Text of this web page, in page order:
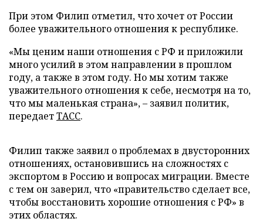
При этом Филип отметил, что хочет от России
более уважительного отношения к республике.
«Мы ценим наши отношения с РФ и приложили
много усилий в этом направлении в прошлом
году, а также в этом году. Но мы хотим также
уважительного отношения к себе, несмотря на то,
что мы маленькая страна», – заявил политик,
передаетТАСС.
Филип также заявил о проблемах в двусторонних
отношениях, остановившись на сложностях с
экспортом в Россию и вопросах миграции. Вместе
с тем он заверил, что «правительство сделает все,
чтобы восстановить хорошие отношения с РФ» в
этих областях.